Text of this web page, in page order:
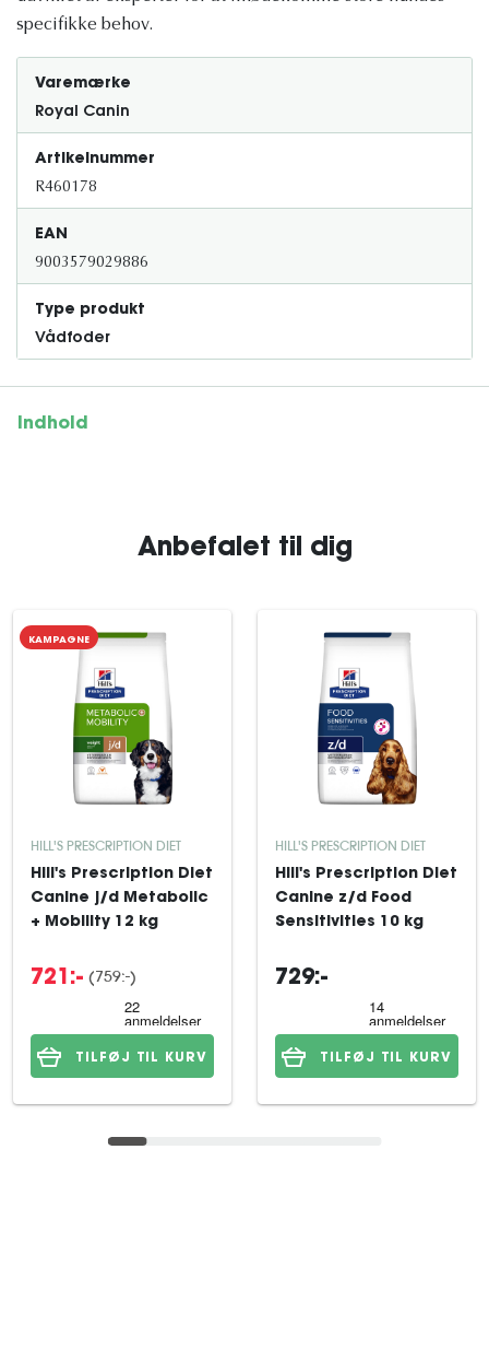
specifikke behov.
Varemærke
Royal Canin
Artikelnummer
R460178
EAN
9003579029886
Type produkt
Vådfoder
Indhold
Anbefalet til dig
KAMPAGNE
HILL'S PRESCRIPTION DIET
Hill's Prescription Diet
Canine j/d Metabolic
+ Mobility 12 kg
721:- (759:-)
TILFØJ TIL KURV
HILL'S PRESCRIPTION DIET
Hill's Prescription Diet
Canine z/d Food
Sensitivities 10 kg
729:-
TILFØJ TIL KURV